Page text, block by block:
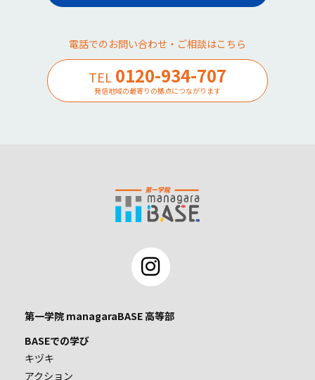
電話でのお問い合わせ・ご相談はこちら
TEL 0120-934-707
発信地域の最寄りの拠点につながります
第一学院 managaraBASE 高等部
BASEでの学び
キヅキ
アクション